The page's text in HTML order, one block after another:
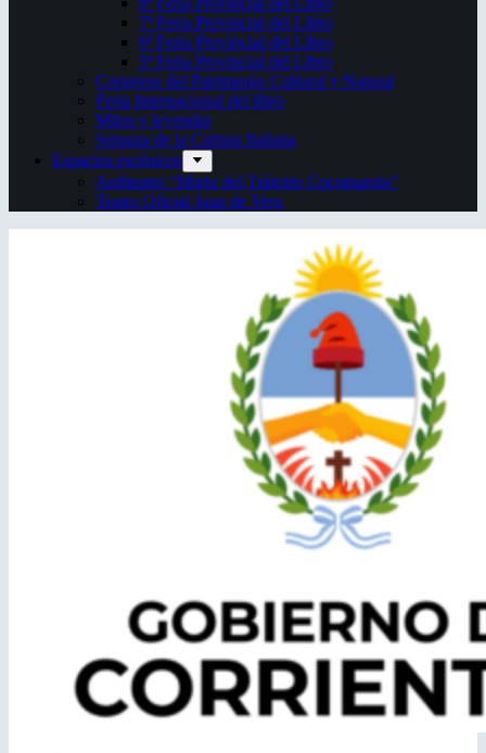
7ª Feria Provincial del Libro
6ª Feria Provincial del Libro
5ª Feria Provincial del Libro
Congreso del Patrimonio Cultural y Natural
Feria Internacional del libro
Mitos y leyendas
Semana de la Cultura Italiana
Espacios escénicos
Anfiteatro “Mario del Tránsito Cocomarola”
Teatro Oficial Juan de Vera